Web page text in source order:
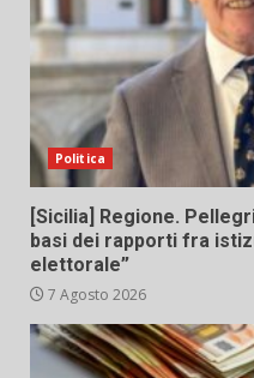
Politica
[Sicilia] Regione.
basi dei rapporti fra
elettorale”
7 Agosto 2026